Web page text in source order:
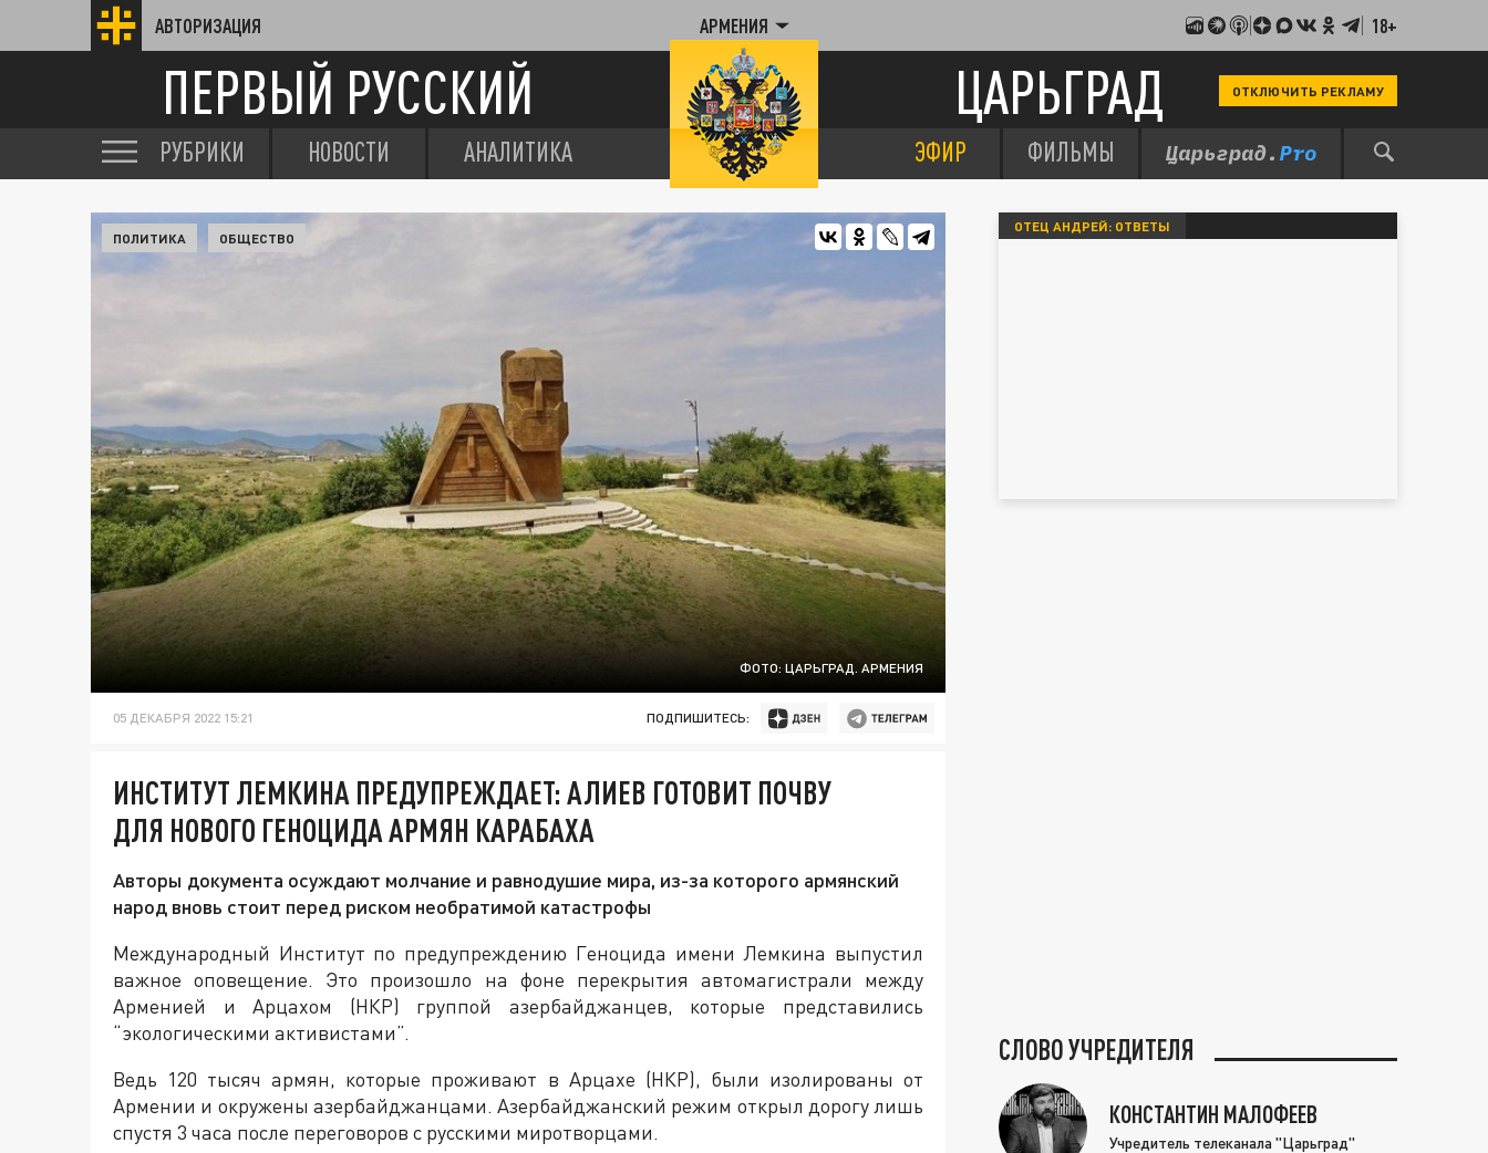
АВТОРИЗАЦИЯ АРМЕНИЯ 18+
ПЕРВЫЙ РУССКИЙ ЦАРЬГРАД ОТКЛЮЧИТЬ РЕКЛАМУ
РУБРИКИ НОВОСТИ АНАЛИТИКА ЭФИР ФИЛЬМЫ
ФОТО: ЦАРЬГРАД. АРМЕНИЯ
ПОЛИТИКА ОБЩЕСТВО
05 ДЕКАБРЯ 2022 15:21 ПОДПИШИТЕСЬ:
ИНСТИТУТ ЛЕМКИНА ПРЕДУПРЕЖДАЕТ: АЛИЕВ ГОТОВИТ ПОЧВУ
ДЛЯ НОВОГО ГЕНОЦИДА АРМЯН КАРАБАХА
Авторы документа осуждают молчание и равнодушие мира, из-за которого армянский
народ вновь стоит перед риском необратимой катастрофы
Международный Институт по предупреждению Геноцида имени Лемкина выпустил
важное оповещение. Это произошло на фоне перекрытия автомагистрали между
Арменией и Арцахом (НКР) группой азербайджанцев, которые представились
“экологическими активистами”.
Ведь 120 тысяч армян, которые проживают в Арцахе (НКР), были изолированы от
Армении и окружены азербайджанцами. Азербайджанский режим открыл дорогу лишь
спустя 3 часа после переговоров с русскими миротворцами.
ОТЕЦ АНДРЕЙ: ОТВЕТЫ
СЛОВО УЧРЕДИТЕЛЯ
КОНСТАНТИН МАЛОФЕЕВ
Учредитель телеканала "Царьград"